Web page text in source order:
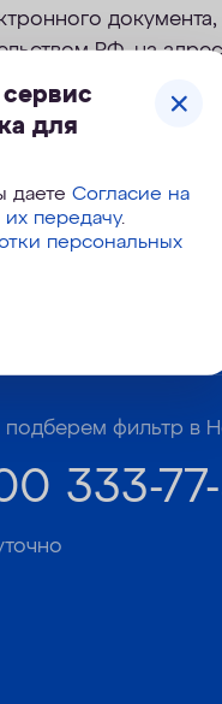
РФ, на
для
даете Согласие на
передачу.
персональных
подберем фильтр в
333-